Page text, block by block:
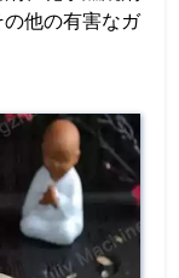
他の有害なガ